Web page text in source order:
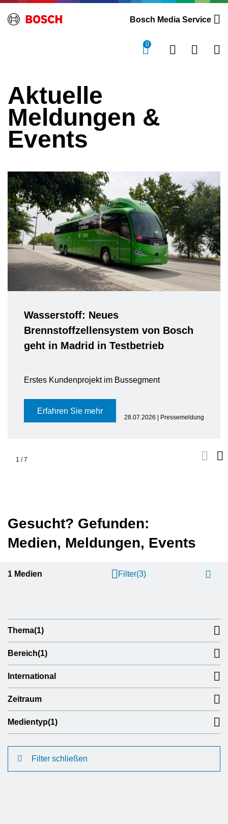
Bosch Media Service
0
Aktuelle
Meldungen &
Events
Wasserstoff: Neues
Brennstoffzellensystem von Bosch
geht in Madrid in Testbetrieb
Erstes Kundenprojekt im Bussegment
Erfahren Sie mehr
28.07.2026 | Pressemeldung
1 /7
Gesucht? Gefunden:
Medien, Meldungen, Events
1 Medien Filter(3)
Thema(1)
Bereich(1)
International
Zeitraum
Medientyp(1)
Filter schließen